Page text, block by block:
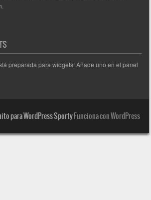
preparada para widgets! Añade uno en el panel
para WordPress SportyFunciona con WordPress